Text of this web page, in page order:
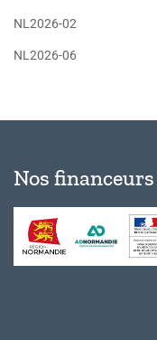
NL2026-02
NL2026-06
Nos financeurs